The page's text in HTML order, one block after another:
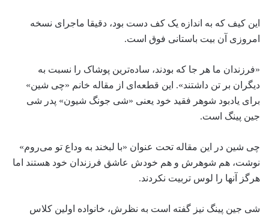
این کیف که به اندازه یک کف دست بود، دقیقا ماجرای نسخه
امروزی آن بیت باستانی فوق است.
«فرزندان ما هر جا که بودند، ساده‌ترین پوشاک را نسبت به
دیگران بر تن داشتند». این قطعه‌ای از مقاله خانم «چی شین»
برای یادبود شوهر فقید خود یعنی «شی جونگ شیون» پدر شی
جین پینگ است.
چی شین در این مقاله تحت عنوان «با لبخند به وداع تو می‌روم»
نوشت، هم شوهرش و هم خودش عاشق فرزندان خود هستند اما
هرگز آنها را لوس تربیت نکردند.
شی جین پینگ نیز گفته است به نظرش، خانواده اولین کلاس